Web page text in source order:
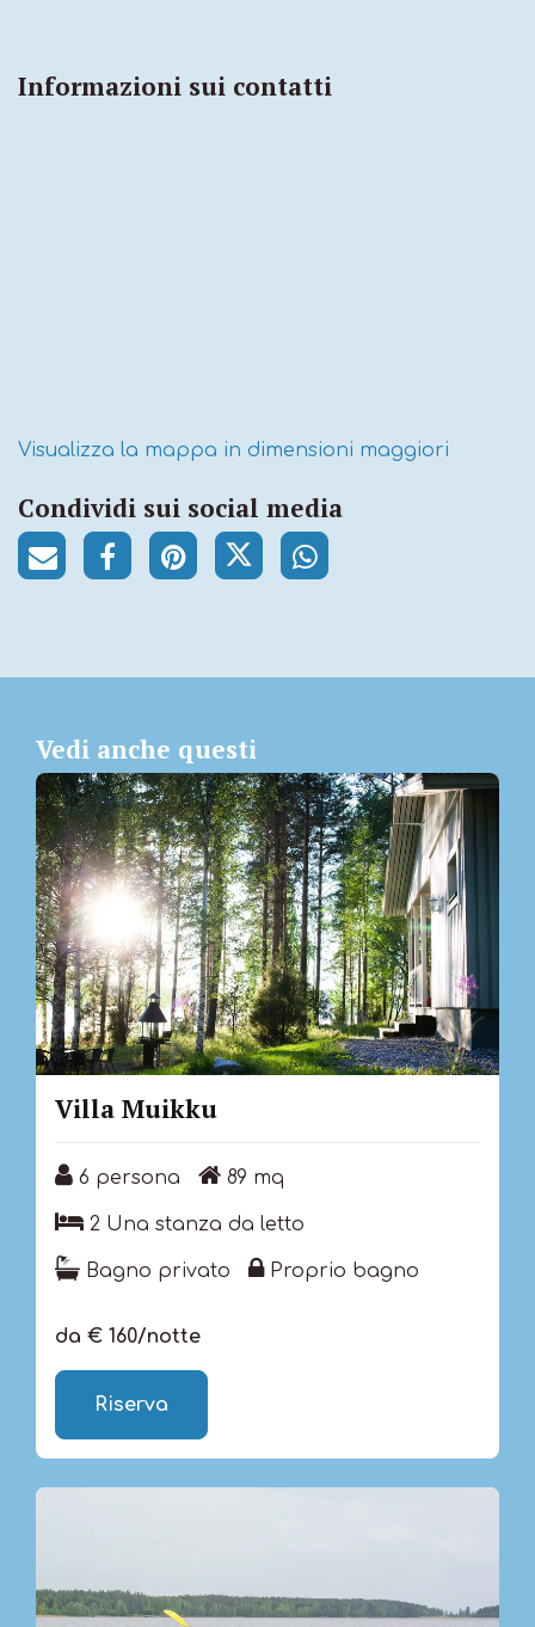
Informazioni sui contatti
Visualizza la mappa in dimensioni maggiori
Condividi sui social media
Vedi anche questi
Villa Muikku
6 persona
6 persona 89 mq
89 mq
2 Una stanza da letto
2 Una stanza da letto
Bagno privato
Bagno privato Proprio bagno
Proprio bagno
da € 160/notte
Riserva